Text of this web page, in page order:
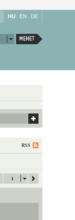
HU EN DE
RSS
1